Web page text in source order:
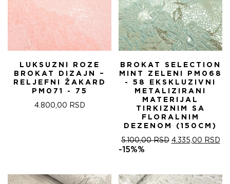
LUKSUZNI ROZE
BROKAT DIZAJN –
RELJEFNI ŽAKARD
PM071 - 75
4.800,00 RSD
BROKAT SELECTION
MINT ZELENI PM068
- 58 EKSKLUZIVNI
METALIZIRANI
MATERIJAL
TIRKIZNIM SA
FLORALNIM
DEZENOM (150CM)
5.100,00RSD ОРИГИНАЛНА
5.100,00 RSD.
4.335,00 RSD
-15%%